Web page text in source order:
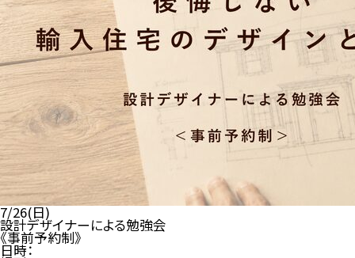
7/26(日)
設計デザイナーによる勉強会
《事前予約制》
日時：